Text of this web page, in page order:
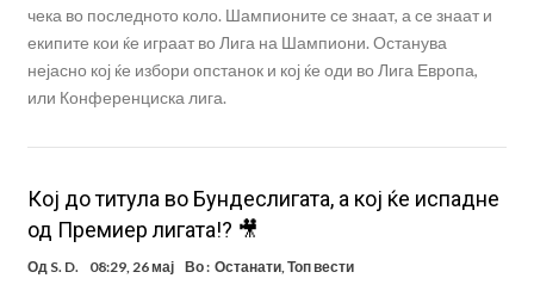
чека во последното коло. Шампионите се знаат, а се знаат и
екипите кои ќе играат во Лига на Шампиони. Останува
нејасно кој ќе избори опстанок и кој ќе оди во Лига Европа,
или Конференциска лига.
Кој до титула во Бундеслигата, а кој ќе испадне
од Премиер лигата!? 🎥
Од S. D. 08:29, 26 мај Во : Останати,Топ вести